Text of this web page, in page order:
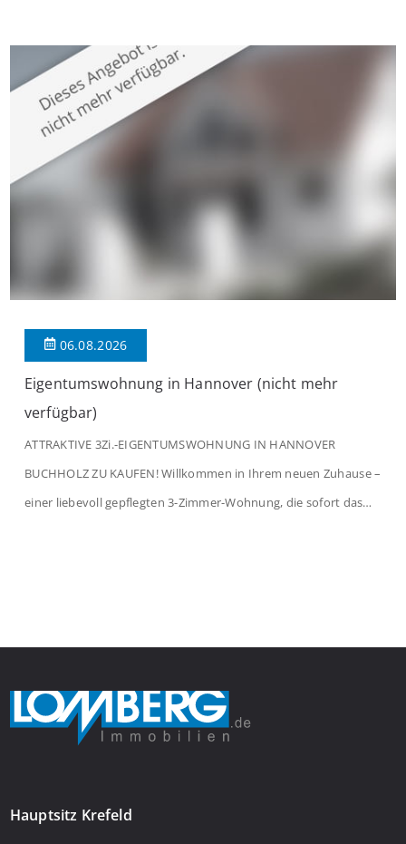
großzügige Räume und eine hochwertige Ausstattung, die
modernen Wohnkomfort mit einem stilvollen Ambiente
verbindet. Der […]
06.08.2026
Eigentumswohnung in Hannover (nicht mehr
verfügbar)
ATTRAKTIVE 3Zi.-EIGENTUMSWOHNUNG IN HANNOVER
BUCHHOLZ ZU KAUFEN! Willkommen in Ihrem neuen Zuhause –
einer liebevoll gepflegten 3-Zimmer-Wohnung, die sofort das
Hauptsitz Krefeld